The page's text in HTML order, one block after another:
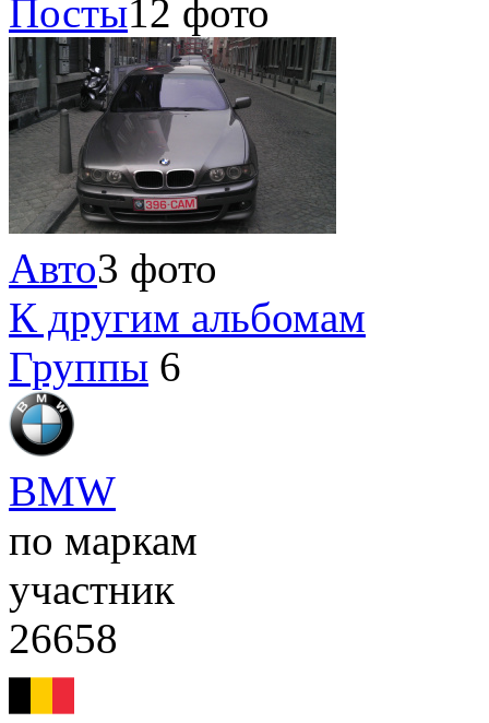
Посты12 фото
Авто3 фото
К другим альбомам
Группы 6
BMW
по маркам
участник
26658